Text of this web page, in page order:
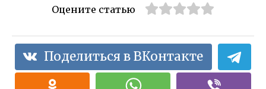
Оцените статью
Поделиться в ВКонтакте